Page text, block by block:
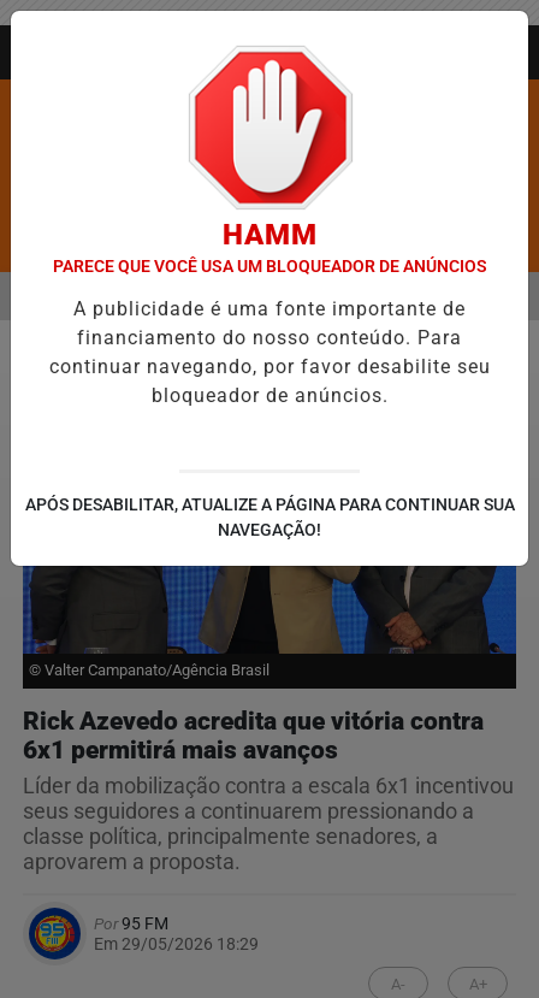
Pesquisar Notícia
DE FIGURAR ENTRE AS CINCO CIDADES MAIS VIOLENTAS DO
EM ALTA
MENU
Direitos Humanos
© Valter Campanato/Agência Brasil
Rick Azevedo acredita que vitória contra
6x1 permitirá mais avanços
Líder da mobilização contra a escala 6x1 incentivou
seus seguidores a continuarem pressionando a
classe política, principalmente senadores, a
aprovarem a proposta.
Por95 FM
Em 29/05/2026 18:29
A- A+
HAMM
PARECE QUE VOCÊ USA UM BLOQUEADOR DE ANÚNCIOS
A publicidade é uma fonte importante de
financiamento do nosso conteúdo. Para
continuar navegando, por favor desabilite seu
bloqueador de anúncios.
APÓS DESABILITAR, ATUALIZE A PÁGINA PARA CONTINUAR SUA
NAVEGAÇÃO!